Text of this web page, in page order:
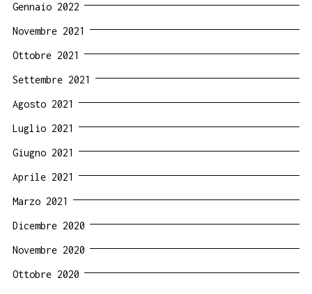
Gennaio 2022
Novembre 2021
Ottobre 2021
Settembre 2021
Agosto 2021
Luglio 2021
Giugno 2021
Aprile 2021
Marzo 2021
Dicembre 2020
Novembre 2020
Ottobre 2020